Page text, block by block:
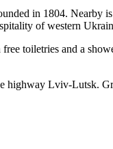
in 1804. Nearby
of western
toiletries and a
highway Lviv-Lutsk.